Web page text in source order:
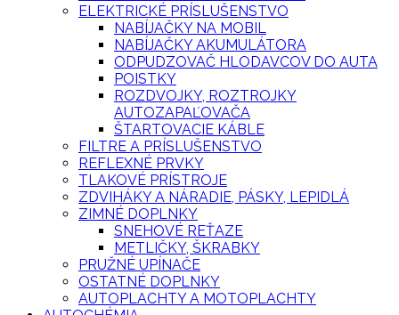
ELEKTRICKÉ PRÍSLUŠENSTVO
NABÍJAČKY NA MOBIL
NABÍJAČKY AKUMULÁTORA
ODPUDZOVAČ HLODAVCOV DO AUTA
POISTKY
ROZDVOJKY, ROZTROJKY
AUTOZAPAĽOVAČA
ŠTARTOVACIE KÁBLE
FILTRE A PRÍSLUŠENSTVO
REFLEXNÉ PRVKY
TLAKOVÉ PRÍSTROJE
ZDVIHÁKY A NÁRADIE, PÁSKY, LEPIDLÁ
ZIMNÉ DOPLNKY
SNEHOVÉ REŤAZE
METLIČKY, ŠKRABKY
PRUŽNÉ UPÍNAČE
OSTATNÉ DOPLNKY
AUTOPLACHTY A MOTOPLACHTY